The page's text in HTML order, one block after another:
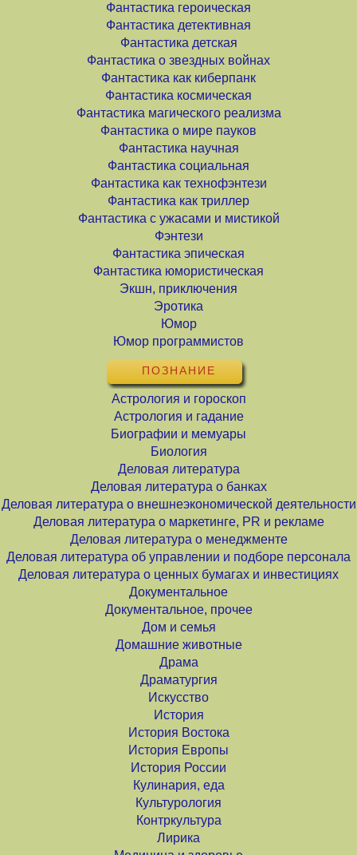
Фантастика героическая
Фантастика детективная
Фантастика детская
Фантастика о звездных войнах
Фантастика как киберпанк
Фантастика космическая
Фантастика магического реализма
Фантастика о мире пауков
Фантастика научная
Фантастика социальная
Фантастика как технофэнтези
Фантастика как триллер
Фантастика с ужасами и мистикой
Фэнтези
Фантастика эпическая
Фантастика юмористическая
Экшн, приключения
Эротика
Юмор
Юмор программистов
ПОЗНАНИЕ
Астрология и гороскоп
Астрология и гадание
Биографии и мемуары
Биология
Деловая литература
Деловая литература о банках
Деловая литература о внешнеэкономической деятельности
Деловая литература о маркетинге, PR и рекламе
Деловая литература о менеджменте
Деловая литература об управлении и подборе персонала
Деловая литература о ценных бумагах и инвестициях
Документальное
Документальное, прочее
Дом и семья
Домашние животные
Драма
Драматургия
Искусство
История
История Востока
История Европы
История России
Кулинария, еда
Культурология
Контркультура
Лирика